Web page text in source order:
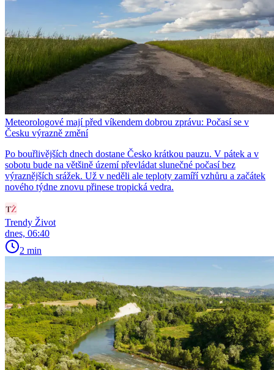
Meteorologové mají před víkendem dobrou zprávu: Počasí se v
Česku výrazně změní
Po bouřlivějších dnech dostane Česko krátkou pauzu. V pátek a v
sobotu bude na většině území převládat slunečné počasí bez
výraznějších srážek. Už v neděli ale teploty zamíří vzhůru a začátek
nového týdne znovu přinese tropická vedra.
Trendy Život
dnes, 06:40
2 min